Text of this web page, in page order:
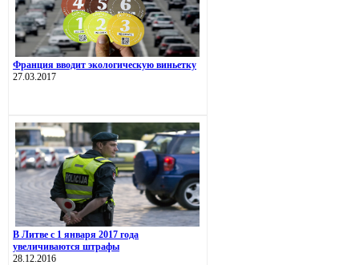
Франция вводит экологическую виньетку
27.03.2017
В Литве с 1 января 2017 года
увеличиваются штрафы
28.12.2016